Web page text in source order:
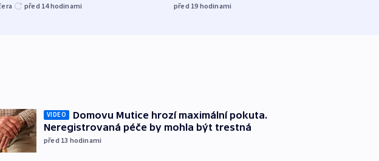
před 14hodinami před 19 hodinami
VIDEO
Domovu Mutice hrozí maximální pokuta.
Neregistrovaná péče by mohla být trestná
před 13 hodinami